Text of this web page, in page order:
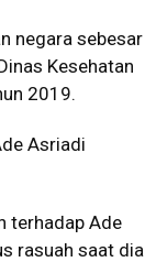
negara sebesar
Kesehatan
2019.
Asriadi
terhadap Ade
rasuah saat dia